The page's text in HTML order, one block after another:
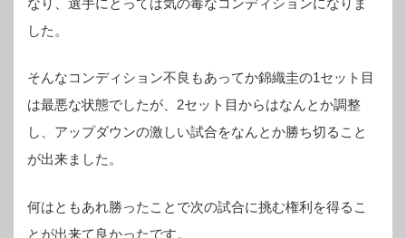
した。
そんなコンディション不良もあってか錦織圭の1セット目
は最悪な状態でしたが、2セット目からはなんとか調整
し、アップダウンの激しい試合をなんとか勝ち切ること
が出来ました。
何はともあれ勝ったことで次の試合に挑む権利を得るこ
とが出来て良かったです。